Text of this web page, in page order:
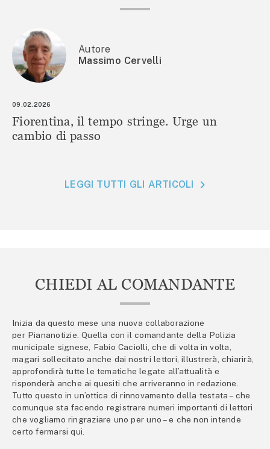
Autore
Massimo Cervelli
09.02.2026
Fiorentina, il tempo stringe. Urge un
cambio di passo
LEGGI TUTTI GLI ARTICOLI
CHIEDI AL COMANDANTE
Inizia da questo mese una nuova collaborazione
per Piananotizie. Quella con il comandante della Polizia
municipale signese, Fabio Caciolli, che di volta in volta,
magari sollecitato anche dai nostri lettori, illustrerà, chiarirà,
approfondirà tutte le tematiche legate all’attualità e
risponderà anche ai quesiti che arriveranno in redazione.
Tutto questo in un’ottica di rinnovamento della testata – che
comunque sta facendo registrare numeri importanti di lettori
che vogliamo ringraziare uno per uno – e che non intende
certo fermarsi qui.